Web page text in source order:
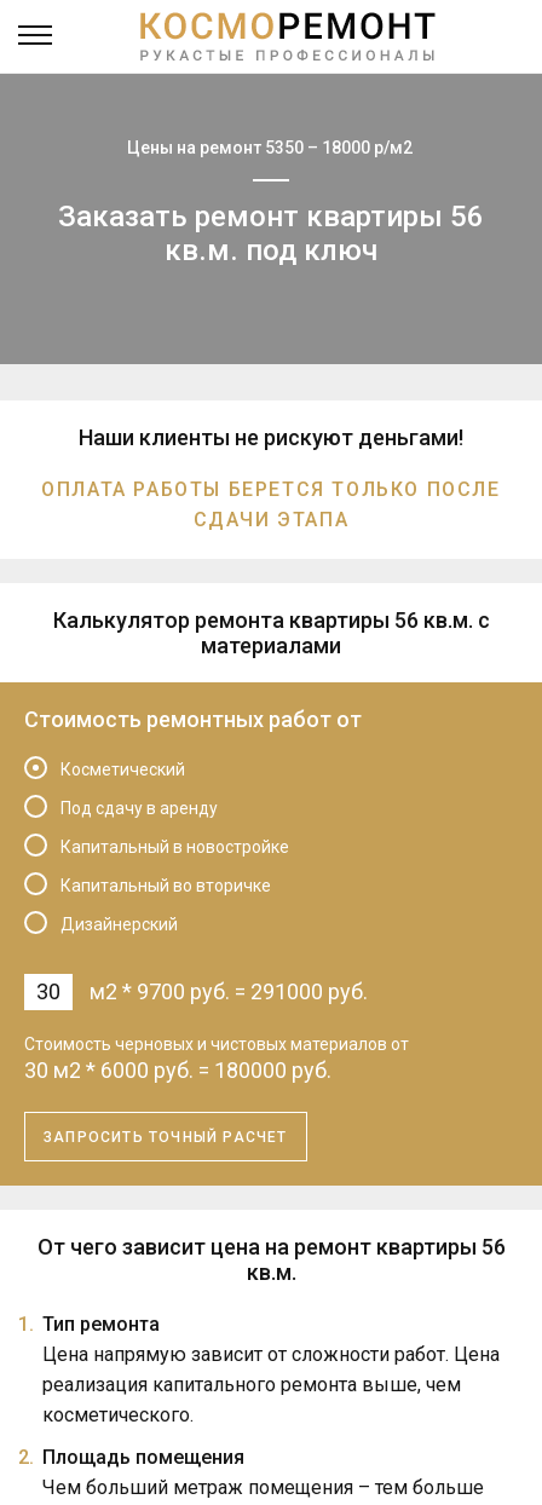
Цены на ремонт 5350 – 18000 р/м2
Заказать ремонт квартиры 56
кв.м. под ключ
Наши клиенты не рискуют деньгами!
ОПЛАТА РАБОТЫ БЕРЕТСЯ ТОЛЬКО ПОСЛЕ
СДАЧИ ЭТАПА
Калькулятор ремонта квартиры 56 кв.м. с
материалами
Стоимость ремонтных работ от
Косметический
Под сдачу в аренду
Капитальный в новостройке
Капитальный во вторичке
Дизайнерский
м2 * 9700 руб. = 291000 руб.
Cтоимость черновых и чистовых материалов от
30 м2 * 6000 руб. = 180000 руб.
ЗАПРОСИТЬ ТОЧНЫЙ РАСЧЕТ
От чего зависит цена на ремонт квартиры 56
кв.м.
Тип ремонта
Цена напрямую зависит от сложности работ. Цена
реализация капитального ремонта выше, чем
косметического.
Площадь помещения
Чем больший метраж помещения – тем больше